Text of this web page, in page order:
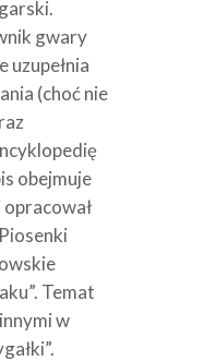
gwary
uzupełnia
(choć nie
obejmuje
Temat
w